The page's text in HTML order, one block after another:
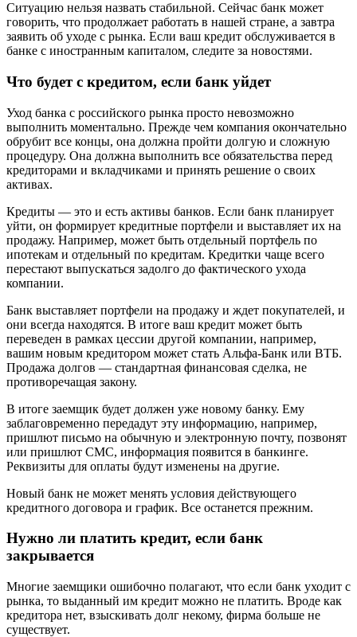
Ситуацию нельзя назвать стабильной. Сейчас банк может
говорить, что продолжает работать в нашей стране, а завтра
заявить об уходе с рынка. Если ваш кредит обслуживается в
банке с иностранным капиталом, следите за новостями.
Что будет с кредитом, если банк уйдет
Уход банка с российского рынка просто невозможно
выполнить моментально. Прежде чем компания окончательно
обрубит все концы, она должна пройти долгую и сложную
процедуру. Она должна выполнить все обязательства перед
кредиторами и вкладчиками и принять решение о своих
активах.
Кредиты — это и есть активы банков. Если банк планирует
уйти, он формирует кредитные портфели и выставляет их на
продажу. Например, может быть отдельный портфель по
ипотекам и отдельный по кредитам. Кредитки чаще всего
перестают выпускаться задолго до фактического ухода
компании.
Банк выставляет портфели на продажу и ждет покупателей, и
они всегда находятся. В итоге ваш кредит может быть
переведен в рамках цессии другой компании, например,
вашим новым кредитором может стать Альфа-Банк или ВТБ.
Продажа долгов — стандартная финансовая сделка, не
противоречащая закону.
В итоге заемщик будет должен уже новому банку. Ему
заблаговременно передадут эту информацию, например,
пришлют письмо на обычную и электронную почту, позвонят
или пришлют СМС, информация появится в банкинге.
Реквизиты для оплаты будут изменены на другие.
Новый банк не может менять условия действующего
кредитного договора и график. Все останется прежним.
Нужно ли платить кредит, если банк
закрывается
Многие заемщики ошибочно полагают, что если банк уходит с
рынка, то выданный им кредит можно не платить. Вроде как
кредитора нет, взыскивать долг некому, фирма больше не
существует.